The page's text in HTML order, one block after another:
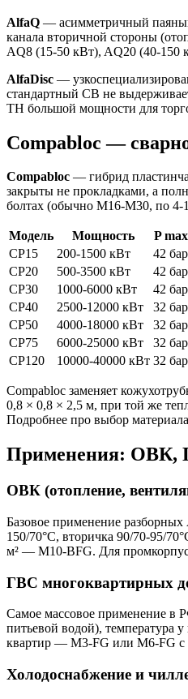
AlfaQ — асимметричный паяный
канала вторичной стороны
AQ8 (15-50 кВт), AQ20 (40-150
AlfaDisc —
стандартный CB не
ТН большой мощности для
Compabloc —
Compabloc — гибрид
закрыты не прокладками, а
болтах (обычно M16-M30, по 4-
Модель Мощность P max
CP15
200-1500 кВт 42 бар
CP20
500-3500 кВт 42 бар
CP30
1000-6000 кВт 42 бар
CP40
2500-12000 кВт 32 бар
CP50
4000-18000 кВт 32 бар
CP75
6000-25000 кВт 32 бар
CP120
10000-40000 кВт 32 бар
Compabloc заменяет
0,8 × 0,8 × 2,5 м, при той же
Подробнее про выбор
Применения: ОВК,
ОВК (отопление,
Базовое применение
150/70°C, вторичка 90/70-95/
м² — M10-BFG. Для
ГВС многоквартирных
Самое массовое применение в
питьевой водой), температура
квартир — M3-FG или M6-FG с
Холодоснабжение и